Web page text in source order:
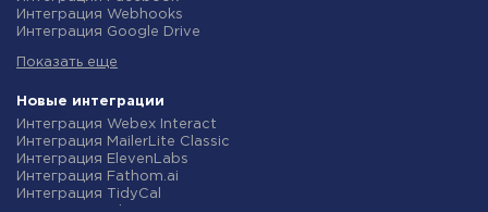
Интеграция Webhooks
Интеграция Google Drive
Интеграция Gmail
Интеграция Новая Почта
Интеграция Binotel
Интеграция OpenAI (ChatGPT)
Интеграция Prom
Интеграция Приват24
Интеграция OLX
Интеграция TurboSMS
Показать еще
Новые интеграции
Интеграция Webex Interact
Интеграция MailerLite Classic
Интеграция ElevenLabs
Интеграция Fathom.ai
Интеграция TidyCal